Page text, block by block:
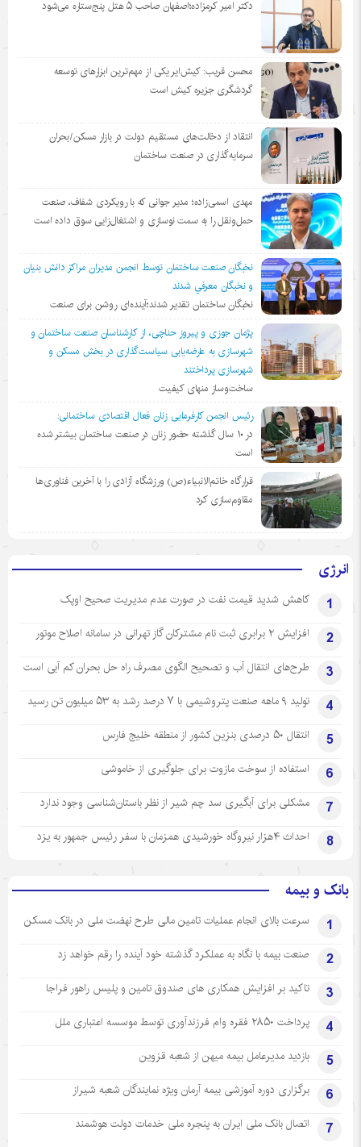
دکتر امیر کرمزاده؛اصفهان صاحب ۵ هتل پنج‌ستاره می‌شود
محسن قریب: کیش‌ایر یکی از مهم‌ترین ابزارهای توسعه
گردشگری جزیره کیش است
انتقاد از دخالت‌های مستقیم دولت در بازار مسکن/بحران
سرمایه‌گذاری در صنعت ساختمان
مهدی اسمی‌زاده؛ مدیر جوانی که با رویکردی شفاف، صنعت
حمل‌ونقل را به سمت نوسازی و اشتغال‌زایی سوق داده است
نخبگان صنعت ساختمان توسط انجمن مديران مراكز دانش بنيان
و نخبگان معرفي شدند
نخبگان ساختمان تقدیر شدند؛آینده‌ای روشن برای صنعت
پژمان جوزی و پیروز حناچی، از کارشناسان صنعت ساختمان و
شهرسازی به عارضه‌یابی سیاست‌گذاری در بخش مسکن و
شهرسازی پرداختند
ساخت‌وساز منهای کیفیت
رئیس انجمن کارفرمایی زنان فعال اقتصادی ساختمانی:
در ١٠ سال گذشته حضور زنان در صنعت ساختمان بیشتر شده
است
قرارگاه خاتم‌الانبیاء(ص) ورزشگاه آزادی را با آخرین فناوری‌ها
مقاوم‌سازی کرد
انرژی
1 کاهش شدید قیمت نفت در صورت عدم مدیریت صحیح اوپک
2 افزایش ۲ برابری ثبت نام مشترکان گاز تهرانی‌ در سامانه اصلاح موتور
3 طرح‌های انتقال آب و تصحیح الگوی مصرف راه حل بحران کم آبی است
4 تولید ۹ ماهه صنعت پتروشیمی با ۷ درصد رشد به ۵۳ میلیون تن رسید
5 انتقال ۵۰ درصدی بنزین کشور از منطقه خلیج فارس
6 استفاده از سوخت مازوت برای جلوگیری از خاموشی
7 مشکلی برای آبگیری سد چم شیر از نظر باستان‌شناسی وجود ندارد
8 احداث ۴هزار نیروگاه خورشیدی همزمان با سفر رئیس جمهور به یزد
بانک و بیمه
1 سرعت بالای انجام عملیات تامین مالی طرح نهضت ملی در بانک مسکن
2 صنعت بیمه با نگاه به عملکرد گذشته خود آینده را رقم خواهد زد
3 تاکید بر افزایش همکاری های صندوق تامین و پلیس راهور فراجا
4 پرداخت ۲۸۵۰ فقره وام فرزندآوری توسط موسسه اعتباری ملل
5 بازدید مدیرعامل بیمه میهن از شعبه قزوین
6 برگزاری دوره آموزشی بیمه آرمان ویژه نمایندگان شعبه شیراز
7 اتصال بانک ملی ایران به پنجره ملی خدمات دولت هوشمند